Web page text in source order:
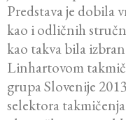
Predstava je dobila
kao i odličnih
kao takva bila
Linhartovom
grupa Slovenije
selektora